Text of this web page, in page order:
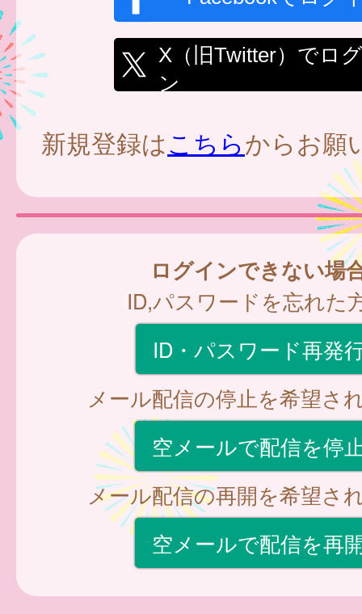
X（旧Twitter）でロ
ン
新規登録はこちらからお願
ログインできない場
ID,パスワードを忘れた
ID・パスワード再発
メール配信の停止を希望さ
空メールで配信を停
メール配信の再開を希望さ
空メールで配信を再